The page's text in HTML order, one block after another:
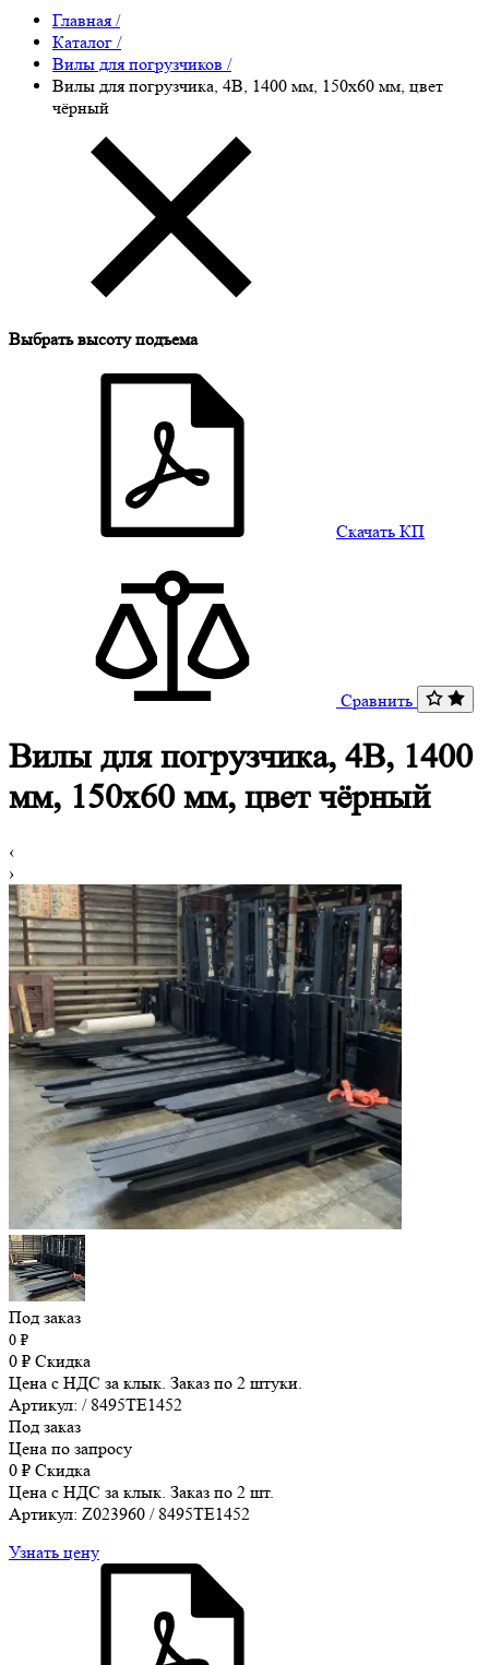
Главная /
Каталог /
Вилы для погрузчиков /
Вилы для погрузчика, 4B, 1400 мм, 150x60 мм, цвет
чёрный
Выбрать высоту подъема
Скачать КП
Сравнить
Вилы для погрузчика, 4B, 1400
мм, 150x60 мм, цвет чёрный
‹
›
Под заказ
0 ₽
0 ₽ Скидка
Цена с НДС за клык. Заказ по 2 штуки.
Артикул: / 8495TE1452
Под заказ
Цена по запросу
0 ₽ Скидка
Цена с НДС за клык. Заказ по 2 шт.
Артикул: Z023960 / 8495TE1452
Узнать цену